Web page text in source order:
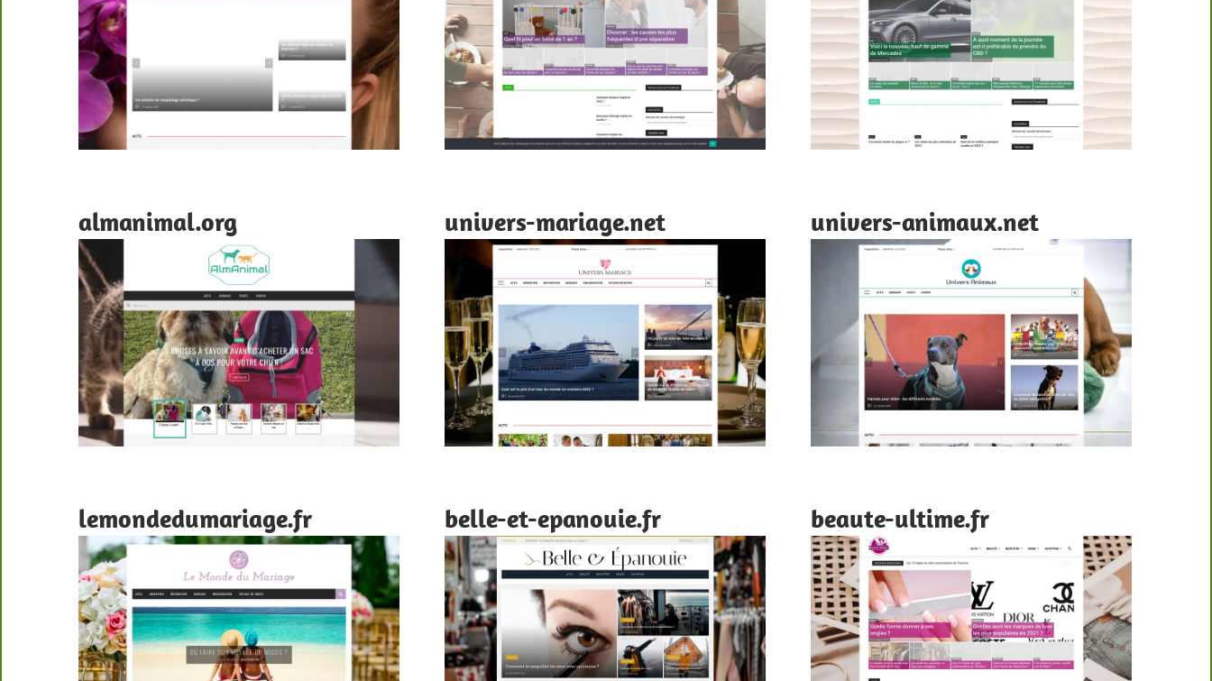
almanimal.org univers-mariage.net univers-animaux.net
lemondedumariage.fr belle-et-epanouie.fr beaute-ultime.fr